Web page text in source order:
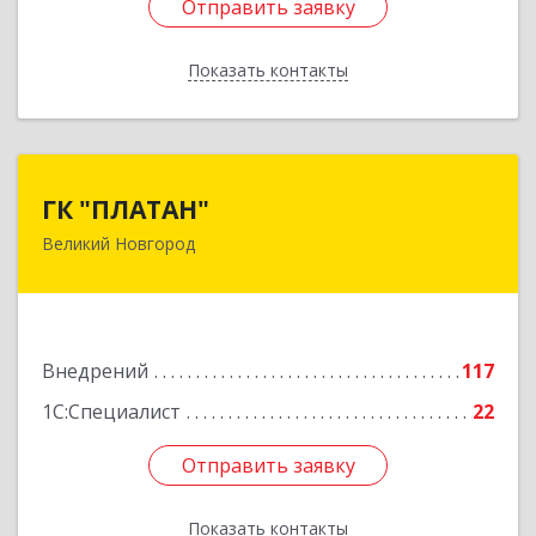
Отправить заявку
Показать контакты
Отправить заявку
Назад
ГК "ПЛАТАН"
Великий Новгород
Внедрений
117
1С:Специалист
22
Отправить заявку
Показать контакты
173003, Новгородская обл, Великий Новгород
Подробнее
Отправить заявку
Назад